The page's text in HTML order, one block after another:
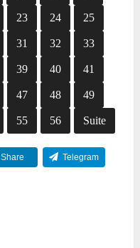
23 24 25
31 32 33
39 40 41
47 48 49
55 56 Suite
Share Telegram